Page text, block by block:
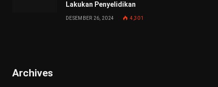
Lakukan Penyelidikan
DESEMBER 26, 2024 4,301
Archives